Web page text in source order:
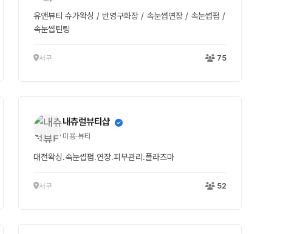
유앤뷰티 슈가왁싱 / 반영구화장 / 속눈썹연장 / 속눈썹펌 /
속눈썹틴팅
서구 75
내츄럴뷰티샵
미용·뷰티
대전왁싱.속눈썹펌.연장.피부관리.플라즈마
서구 52